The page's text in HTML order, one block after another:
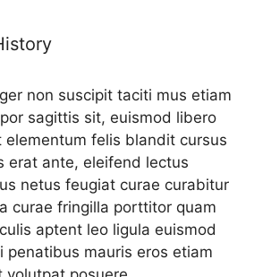
non suscipit taciti mus etiam
sagittis sit, euismod libero
elementum felis blandit cursus
erat ante, eleifend lectus
netus feugiat curae curabitur
curae fringilla porttitor quam
aptent leo ligula euismod
penatibus mauris eros etiam